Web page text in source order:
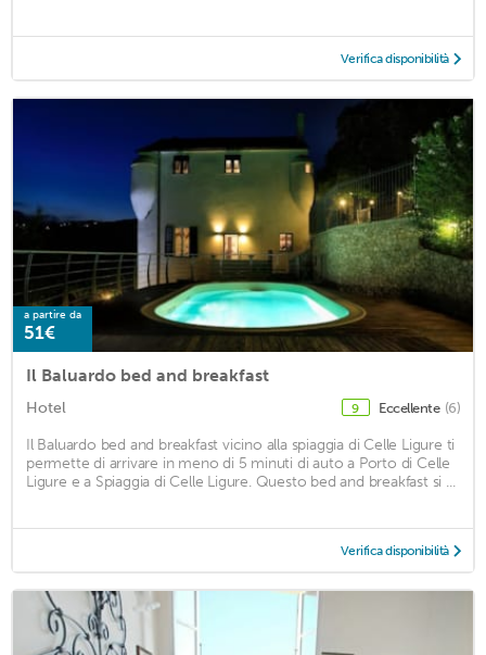
Verifica disponibilità
a partire da
51€
Il Baluardo bed and breakfast
Hotel 9 Eccellente (6)
Il Baluardo bed and breakfast vicino alla spiaggia di Celle Ligure ti
permette di arrivare in meno di 5 minuti di auto a Porto di Celle
Ligure e a Spiaggia di Celle Ligure. Questo bed and breakfast si ...
Verifica disponibilità